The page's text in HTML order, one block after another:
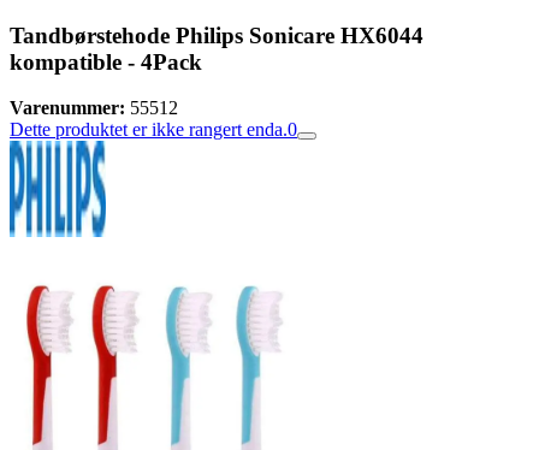
Tandbørstehode Philips Sonicare HX6044
kompatible - 4Pack
Varenummer: 55512
Dette produktet er ikke rangert enda.0